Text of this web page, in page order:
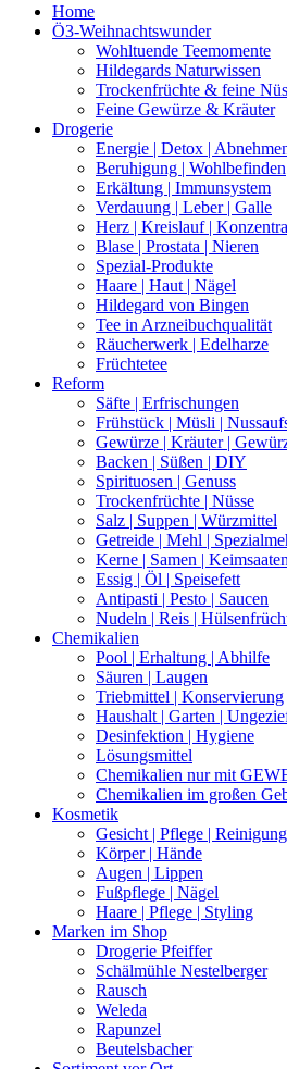
Home
Ö3-Weihnachtswunder
Wohltuende Teemomente
Hildegards Naturwissen
Trockenfrüchte & feine
Feine Gewürze & Kräuter
Drogerie
Energie | Detox |
Beruhigung | Wohlbefinden
Erkältung | Immunsystem
Verdauung | Leber | Galle
Herz | Kreislauf |
Blase | Prostata | Nieren
Spezial-Produkte
Haare | Haut | Nägel
Hildegard von Bingen
Tee in Arzneibuchqualität
Räucherwerk | Edelharze
Früchtetee
Reform
Säfte | Erfrischungen
Frühstück | Müsli |
Gewürze | Kräuter |
Backen | Süßen | DIY
Spirituosen | Genuss
Trockenfrüchte | Nüsse
Salz | Suppen | Würzmittel
Getreide | Mehl |
Kerne | Samen | Keimsaaten
Essig | Öl | Speisefett
Antipasti | Pesto | Saucen
Nudeln | Reis |
Chemikalien
Pool | Erhaltung | Abhilfe
Säuren | Laugen
Triebmittel | Konservierung
Haushalt | Garten |
Desinfektion | Hygiene
Lösungsmittel
Chemikalien nur mit
Chemikalien im großen
Kosmetik
Gesicht | Pflege | Reinigung
Körper | Hände
Augen | Lippen
Fußpflege | Nägel
Haare | Pflege | Styling
Marken im Shop
Drogerie Pfeiffer
Schälmühle Nestelberger
Rausch
Weleda
Rapunzel
Beutelsbacher